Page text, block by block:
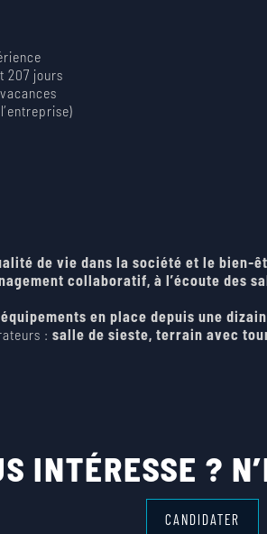
207 jours
de vie dans la société et le bien-
collaboratif, à l’écoute des
équipements en place depuis une
:salle de sieste, terrain avec
INTÉRESSE ?
CANDIDATER